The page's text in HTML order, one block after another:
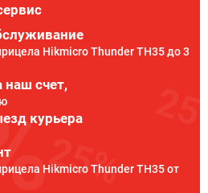
Hikmicro Thunder TH35 до 3
наш счет,
курьера
Hikmicro Thunder TH35 от